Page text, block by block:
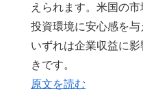
えられます。米国の
投資環境に安心感を
いずれは企業収益に
きです。
原文を読む